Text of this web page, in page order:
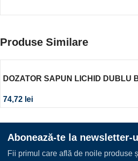
Produse Similare
DOZATOR SAPUN LICHID DUBLU
74,72 lei
Abonează-te la newsletter-
Fii primul care află de noile produse